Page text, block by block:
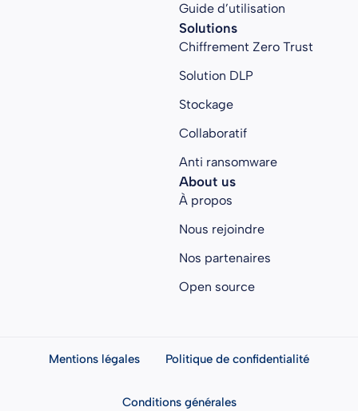
Guide d’utilisation
Solutions
Chiffrement Zero Trust
Solution DLP
Stockage
Collaboratif
Anti ransomware
About us
À propos
Nous rejoindre
Nos partenaires
Open source
Mentions légales Politique de confidentialité
Conditions générales